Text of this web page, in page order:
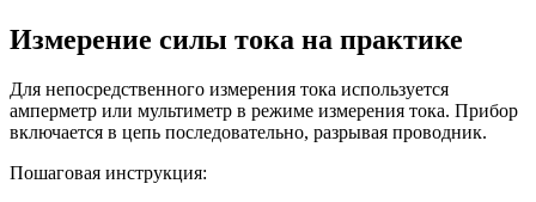
Измерение силы тока на практике
Для непосредственного измерения тока используется
амперметр или мультиметр в режиме измерения тока. Прибор
включается в цепь последовательно, разрывая проводник.
Пошаговая инструкция: